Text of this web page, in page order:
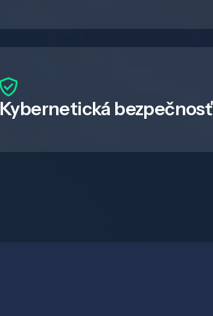
Kybernetická bezpečnosť